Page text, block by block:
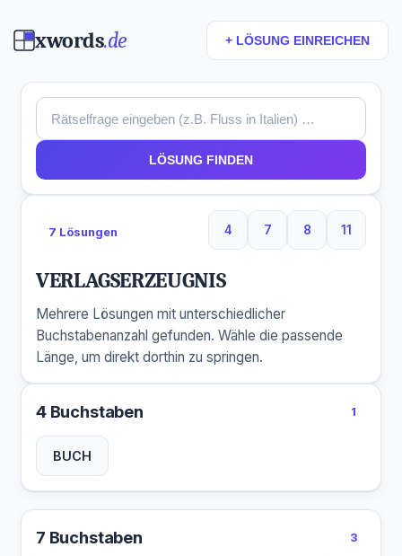
xwords.de + LÖSUNG EINREICHEN
LÖSUNG FINDEN
7 Lösungen 4
4 Buchstaben
7
7 Buchstaben
8
8 Buchstaben
11
11
VERLAGSERZEUGNIS
Mehrere Lösungen mit unterschiedlicher
Buchstabenanzahl gefunden. Wähle die passende
Länge, um direkt dorthin zu springen.
4 Buchstaben 1
BUCH
7 Buchstaben 3